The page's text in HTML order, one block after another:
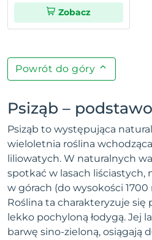
Zobacz
Powrót do góry
Psiząb –
Psiząb to występująca
wieloletnia roślina
liliowatych. W naturalnych
spotkać w lasach liściastych,
w górach (do wysokości 1700
Roślina ta charakteryzuje się
lekko pochyloną łodygą. Jej
barwę sino-zieloną, osiągają